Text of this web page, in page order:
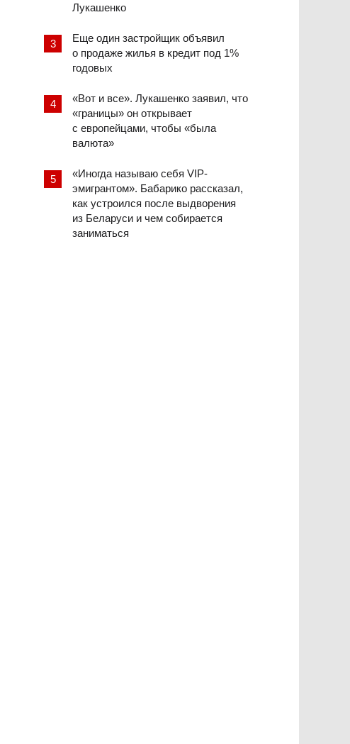
Лукашенко
Еще один застройщик объявил
о продаже жилья в кредит под 1%
годовых
«Вот и все». Лукашенко заявил, что
«границы» он открывает
с европейцами, чтобы «была
валюта»
«Иногда называю себя VIP-
эмигрантом». Бабарико рассказал,
как устроился после выдворения
из Беларуси и чем собирается
заниматься